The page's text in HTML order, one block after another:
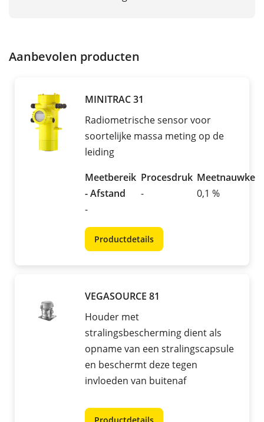
Aanbevolen producten
MINITRAC 31
Radiometrische sensor voor
soortelijke massa meting op de
leiding
Meetbereik
- Afstand
-
Procesdruk
-
0,1 %
Productdetails
VEGASOURCE 81
Houder met
stralingsbescherming dient als
opname van een stralingscapsule
en beschermt deze tegen
invloeden van buitenaf